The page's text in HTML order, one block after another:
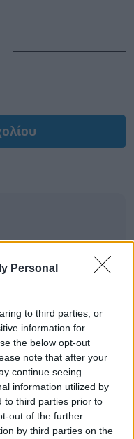
Personal
to third parties, or
information for
the below opt-out
note that after your
continue seeing
information utilized by
to third parties prior to
out of the further
by third parties on the